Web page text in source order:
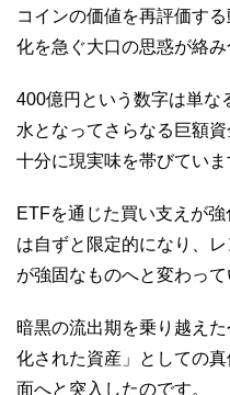
コインの価値を再評価す
化を急ぐ大口の思惑が絡み
400億円という数字は単な
水となってさらなる巨額
十分に現実味を帯びていま
ETFを通じた買い支えが
は自ずと限定的になり、
が強固なものへと変わって
暗黒の流出期を乗り越え
化された資産」としての
面へと突入したのです。